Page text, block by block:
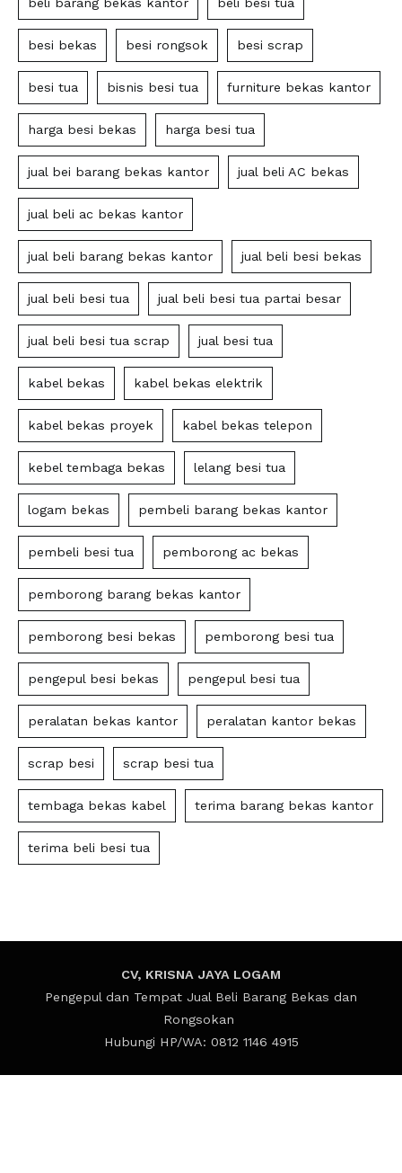
beli barang bekas kantor beli besi tua
besi bekas besi rongsok besi scrap
besi tua bisnis besi tua furniture bekas kantor
harga besi bekas harga besi tua
jual bei barang bekas kantor jual beli AC bekas
jual beli ac bekas kantor
jual beli barang bekas kantor jual beli besi bekas
jual beli besi tua jual beli besi tua partai besar
jual beli besi tua scrap jual besi tua
kabel bekas kabel bekas elektrik
kabel bekas proyek kabel bekas telepon
kebel tembaga bekas lelang besi tua
logam bekas pembeli barang bekas kantor
pembeli besi tua pemborong ac bekas
pemborong barang bekas kantor
pemborong besi bekas pemborong besi tua
pengepul besi bekas pengepul besi tua
peralatan bekas kantor peralatan kantor bekas
scrap besi scrap besi tua
tembaga bekas kabel terima barang bekas kantor
terima beli besi tua
CV, KRISNA JAYA LOGAM
Pengepul dan Tempat Jual Beli Barang Bekas dan
Rongsokan
Hubungi HP/WA: 0812 1146 4915